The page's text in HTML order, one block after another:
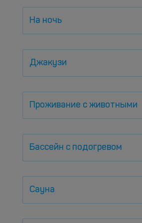
На ночь
Джакузи
Проживание с животными
Бассейн с подогревом
Сауна